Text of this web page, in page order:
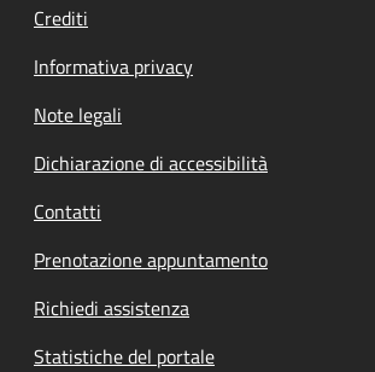
Crediti
Informativa privacy
Note legali
Dichiarazione di accessibilità
Contatti
Prenotazione appuntamento
Richiedi assistenza
Statistiche del portale